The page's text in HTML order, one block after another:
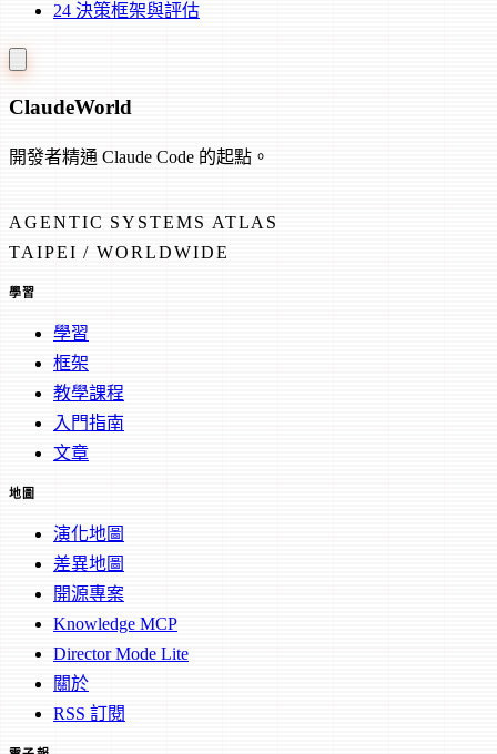
24 決策框架與評估
ClaudeWorld
開發者精通 Claude Code 的起點。
AGENTIC SYSTEMS ATLAS
TAIPEI / WORLDWIDE
學習
學習
框架
教學課程
入門指南
文章
地圖
演化地圖
差異地圖
開源專案
Knowledge MCP
Director Mode Lite
關於
RSS 訂閱